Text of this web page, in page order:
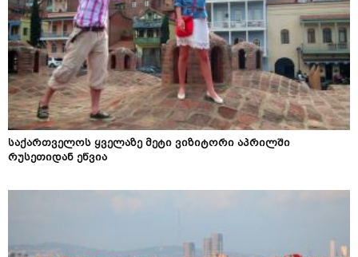
საქართველოს ყველაზე მეტი ვიზიტორი აპრილში
რუსეთიდან ეწვია